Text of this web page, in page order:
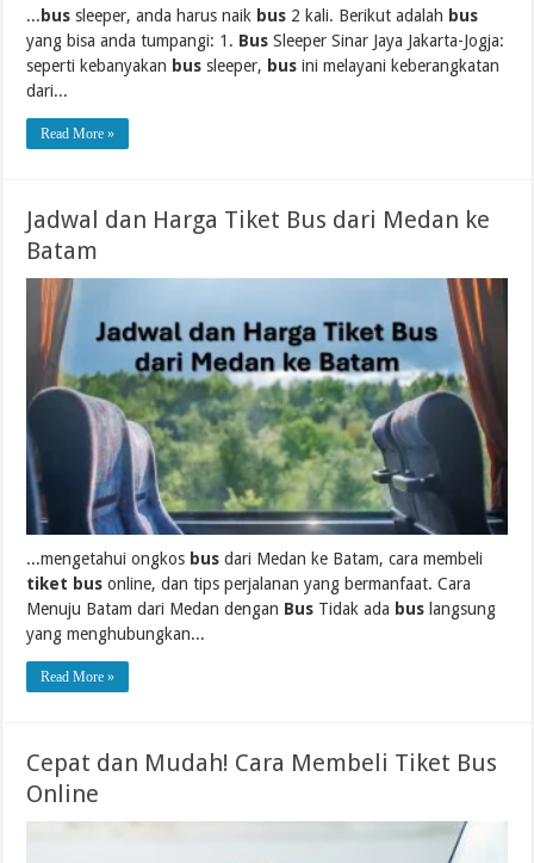
... bus sleeper, anda harus naik bus 2 kali. Berikut adalah bus
yang bisa anda tumpangi: 1. Bus Sleeper Sinar Jaya Jakarta-Jogja:
seperti kebanyakan bus sleeper, bus ini melayani keberangkatan
dari...
Read More »
Jadwal dan Harga Tiket Bus dari Medan ke
Batam
...mengetahui ongkos bus dari Medan ke Batam, cara membeli
tiket bus online, dan tips perjalanan yang bermanfaat. Cara
Menuju Batam dari Medan dengan Bus Tidak ada bus langsung
yang menghubungkan...
Read More »
Cepat dan Mudah! Cara Membeli Tiket Bus
Online